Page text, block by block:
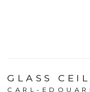
GLASS
CARL-